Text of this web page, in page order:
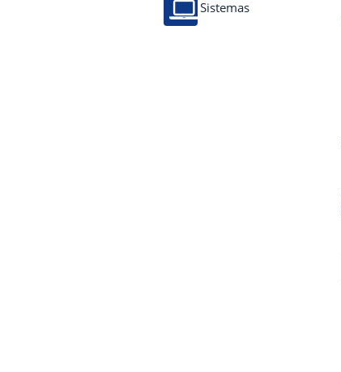
Sistemas